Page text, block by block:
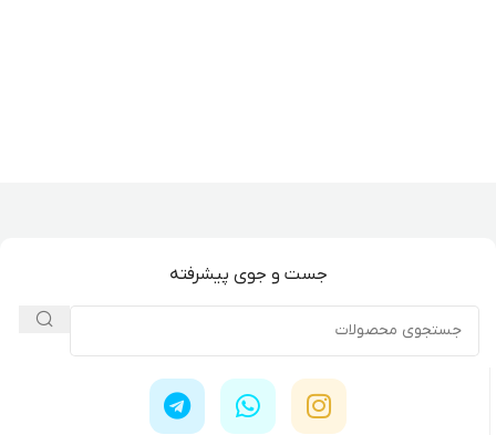
جست و جوی پیشرفته